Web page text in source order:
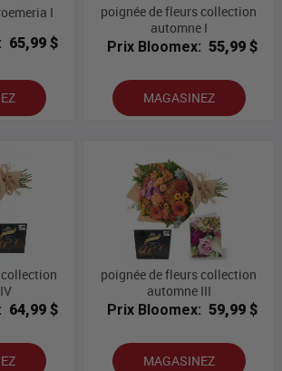
I
65,99 $
poignée de fleurs collection
automne I
Prix Bloomex: 55,99 $
MAGASINEZ
64,99 $
poignée de fleurs collection
automne III
Prix Bloomex: 59,99 $
MAGASINEZ